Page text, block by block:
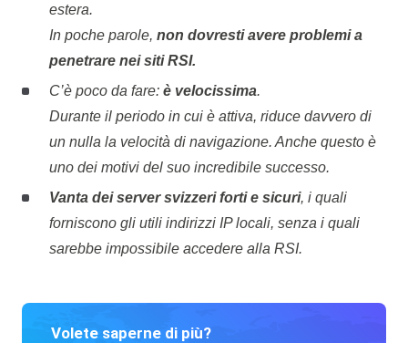
estera.
In poche parole, non dovresti avere problemi a
penetrare nei siti RSI.
C’è poco da fare: è velocissima.
Durante il periodo in cui è attiva, riduce davvero di
un nulla la velocità di navigazione. Anche questo è
uno dei motivi del suo incredibile successo.
Vanta dei server svizzeri forti e sicuri, i quali
forniscono gli utili indirizzi IP locali, senza i quali
sarebbe impossibile accedere alla RSI.
Volete saperne di più?